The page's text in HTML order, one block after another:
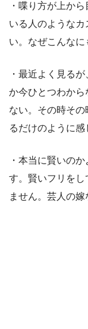
・喋り方が上か
いる人のような
い。なぜこんなに
・最近よく見る
か今ひとつわか
ない。その時そ
るだけのように感
・本当に賢いの
す。賢いフリをし
ません。芸人の